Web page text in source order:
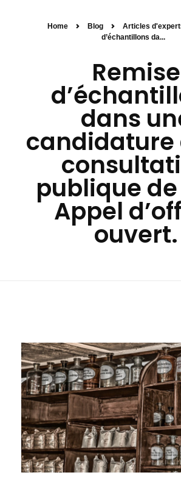
Home Blog Articles
d’échantillons da...
Remise
dans
candidature
publique
Appel
ouvert.